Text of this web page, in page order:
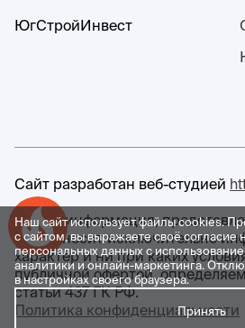
Успейте купить
Наш сайт использует файлы cookies.
с сайтом, вы выражаете своё согласие
персональных данных с
аналитики и онлайн-маркетинга.
в настройках своего браузера.
Принять
ЮгСтройИнвест
Сайт разработан веб-студией
Любая информация,
сайте, носит исключительно
характер и ни при каких
публичной офертой,
статьи 437 ГК РФ.
Политика конфиденциальности